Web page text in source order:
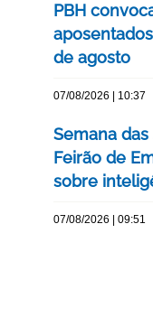
PBH
de agosto
07/08/2026 | 10:37
Semana
Feirão de
sobre
07/08/2026 | 09:51